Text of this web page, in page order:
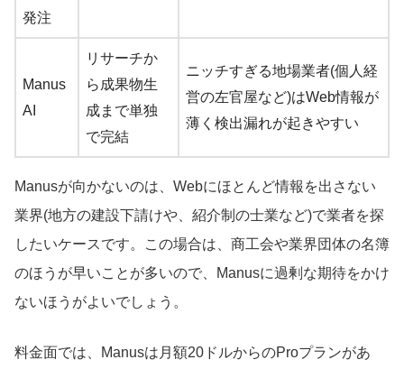
発注
Manus
AI
リサーチか
ら成果物生
成まで単独
で完結
ニッチすぎる地場業者(個人経
営の左官屋など)はWeb情報が
薄く検出漏れが起きやすい
Manusが向かないのは、Webにほとんど情報を出さない
業界(地方の建設下請けや、紹介制の士業など)で業者を探
したいケースです。この場合は、商工会や業界団体の名簿
のほうが早いことが多いので、Manusに過剰な期待をかけ
ないほうがよいでしょう。
料金面では、Manusは月額20ドルからのProプランがあ